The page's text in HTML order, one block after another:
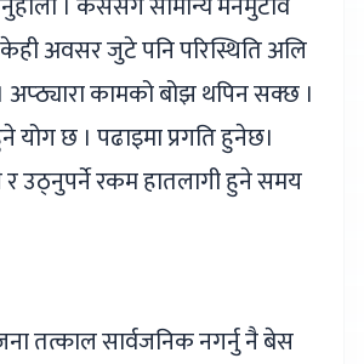
अवसर जुटे पनि परिस्थिति अलि
अप्ठ्यारा कामको बोझ थपिन सक्छ ।
योग छ । पढाइमा प्रगति हुनेछ।
उठ्नुपर्ने रकम हातलागी हुने समय
तत्काल सार्वजनिक नगर्नु नै बेस